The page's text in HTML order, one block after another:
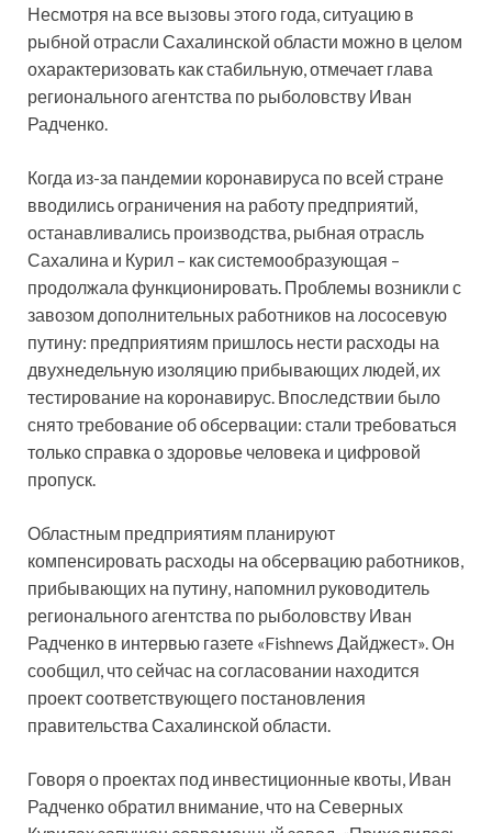
Несмотря на все вызовы этого года, ситуацию в
рыбной отрасли Сахалинской области можно в целом
охарактеризовать как стабильную, отмечает глава
регионального агентства по рыболовству Иван
Радченко.
Когда из-за пандемии коронавируса по всей стране
вводились ограничения на работу предприятий,
останавливались производства, рыбная отрасль
Сахалина и Курил – как системообразующая –
продолжала функционировать. Проблемы возникли с
завозом дополнительных работников на лососевую
путину: предприятиям пришлось нести расходы на
двухнедельную изоляцию прибывающих людей, их
тестирование на коронавирус. Впоследствии было
снято требование об обсервации: стали требоваться
только справка о здоровье человека и цифровой
пропуск.
Областным предприятиям планируют
компенсировать расходы на обсервацию работников,
прибывающих на путину, напомнил руководитель
регионального агентства по рыболовству Иван
Радченко в интервью газете «Fishnews Дайджест». Он
сообщил, что сейчас на согласовании находится
проект соответствующего постановления
правительства Сахалинской области.
Говоря о проектах под инвестиционные квоты, Иван
Радченко обратил внимание, что на Северных